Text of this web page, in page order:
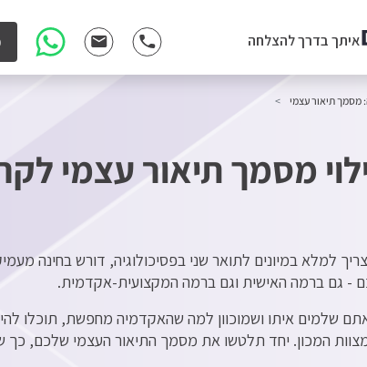
איתך בדרך להצלחה
מסמך תיאור עצמי
מסמך תיאור עצמי
למלא במיונים לתואר שני בפסיכולוגיה, דורש בחינה
- גם ברמה האישית וגם ברמה המקצועית-אקדמית.
שלמים איתו ושמוכוון למה שהאקדמיה מחפשת, תוכלו
מצוות המכון. יחד תלטשו את מסמך התיאור העצמי שלכם, כך